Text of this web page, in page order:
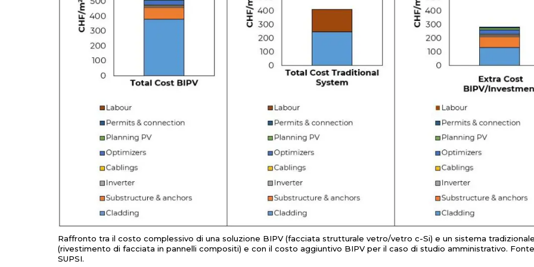
Raffronto tra il costo complessivo di una soluzione BIPV (facciata strutturale vetro/vetro c-Si) e un sistema
(rivestimento di facciata in pannelli compositi) e con il costo aggiuntivo BIPV per il caso di studio amministrativo.
SUPSI.